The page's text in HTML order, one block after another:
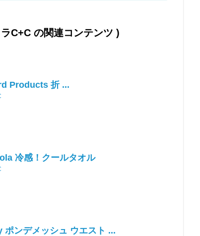
C+C の関連コンテンツ )
Products 折 ...
冷感！クールタオル
ポンデメッシュ ウエスト ...